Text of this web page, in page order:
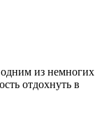
из немногих
отдохнуть в